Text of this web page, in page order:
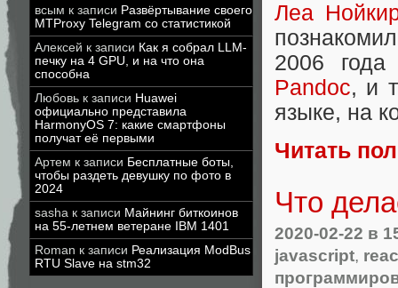
всым к записи Развёртывание своего
MTProxy Telegram со статистикой
Алексей к записи Как я собрал LLM-
печку на 4 GPU, и на что она
способна
Любовь к записи Huawei
официально представила
HarmonyOS 7: какие смартфоны
получат её первыми
Артем к записи Бесплатные боты,
чтобы раздеть девушку по фото в
2024
sasha к записи Майнинг биткоинов
на 55-летнем ветеране IBM 1401
Roman к записи Реализация ModBus
RTU Slave на stm32
Леа
2006
Pandoc, и
языке, на
Читать
Что
2020-02-22 в
javascript,